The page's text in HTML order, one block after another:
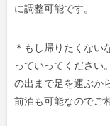
に調整可能です。
＊もし帰りたくない
っていってください
の出まで足を運ぶか
前泊も可能なのでご